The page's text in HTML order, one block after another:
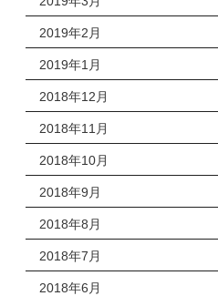
2019年2月
2019年1月
2018年12月
2018年11月
2018年10月
2018年9月
2018年8月
2018年7月
2018年6月